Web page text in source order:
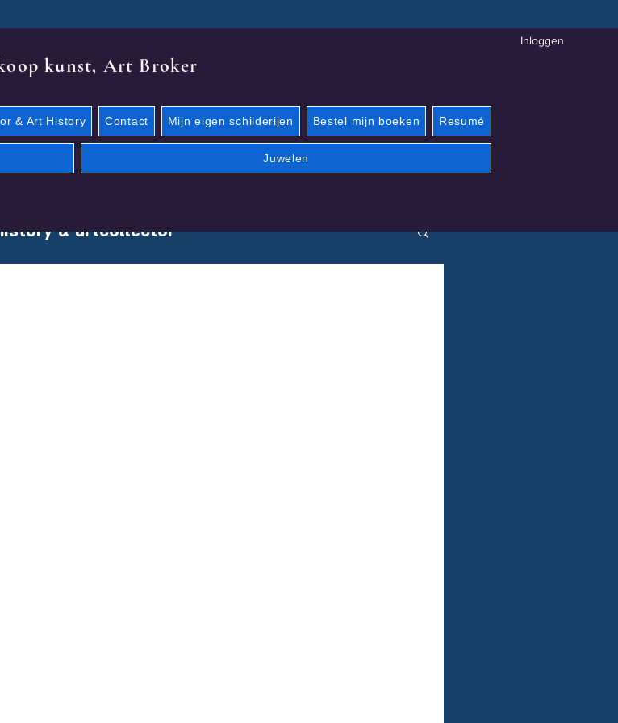
Inloggen
kunst, Art Broker
& Art History Contact Mijn eigen schilderijen Bestel mijn boeken Resumé
Juwelen
& artcollector